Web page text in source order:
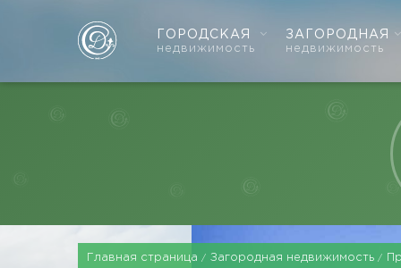
ГОРОДСКАЯ
недвижимость
ЗАГОРОДНАЯ
недвижимость
Главная страница Загородная недвижимость